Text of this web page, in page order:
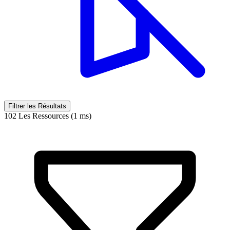
Filtrer les Résultats
102 Les Ressources (1 ms)